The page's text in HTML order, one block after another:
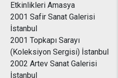
Etkinlikleri Amasya
2001 Safir Sanat Galerisi
İstanbul
2001 Topkapı Sarayı
(Koleksiyon Sergisi) İstanbul
2002 Artev Sanat Galerisi
İstanbul